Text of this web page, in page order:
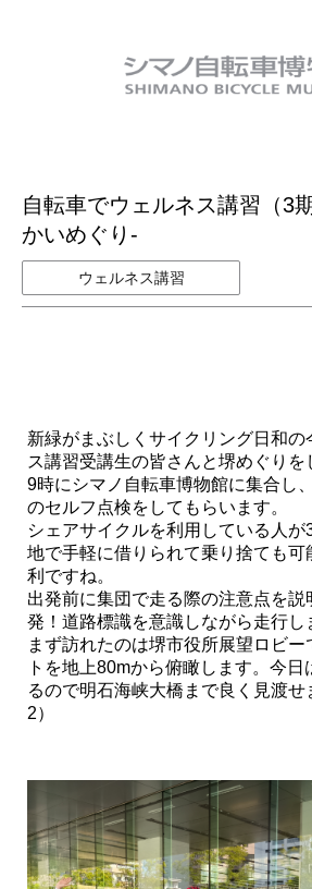
自転車でウェルネス講習（3
かいめぐり-
ウェルネス講習
新緑がまぶしくサイクリング日和の
ス講習受講生の皆さんと堺めぐりを
9時にシマノ自転車博物館に集合し
のセルフ点検をしてもらいます。
シェアサイクルを利用している人が
地で手軽に借りられて乗り捨ても可
利ですね。
出発前に集団で走る際の注意点を説
発！道路標識を意識しながら走行し
まず訪れたのは堺市役所展望ロビー
トを地上80mから俯瞰します。今日
るので明石海峡大橋まで良く見渡せ
2）